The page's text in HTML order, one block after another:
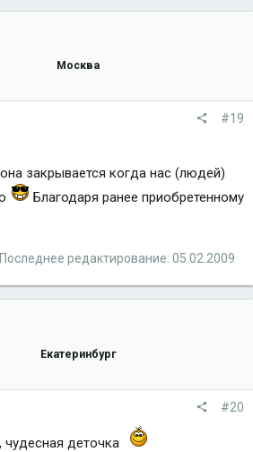
Москва
#19
закрывается когда нас (людей)
Благодаря ранее приобретенному
Последнее редактирование: 05.02.2009
Екатеринбург
#20
деточка